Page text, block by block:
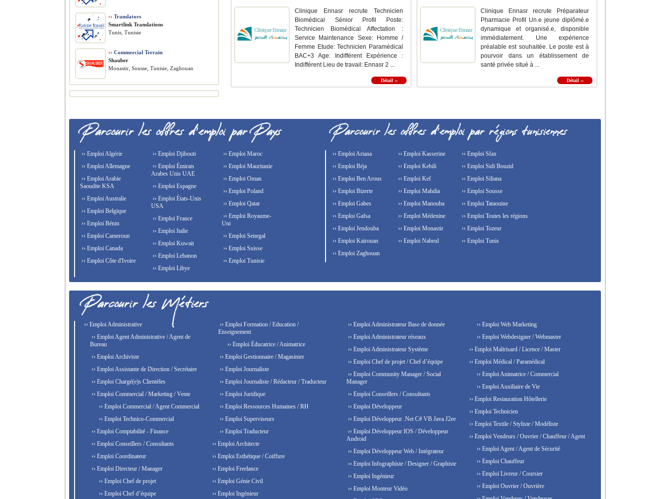
Clinique Ennasr recrute Technicien
Biomédical Sénior Profil Poste:
Technicien Biomédical Affectation :
Service Maintenance Sexe: Homme /
Femme Etude: Technicien Paramédical
BAC+3 Age: Indifférent Expérience :
Indifférent Lieu de travail: Ennasr 2 ...
Détail ››
Clinique Ennasr recrute Préparateur
Pharmacie Profil Un.e jeune diplômé.e
dynamique et organisé.e, disponible
immédiatement. Une expérience
préalable est souhaitée. Le poste est à
pourvoir dans un établissement de
santé privée situé à ...
Détail ››
›› Translators
Smartlink Translations
Tunis, Tunisie
›› Commercial Terrain
Shauber
Monastir, Sousse, Tunisie, Zaghouan
›› Emploi Algérie
›› Emploi Allemagne
›› Emploi Arabie
Saoudite KSA
›› Emploi Australie
›› Emploi Belgique
›› Emploi Bénin
›› Emploi Cameroun
›› Emploi Canada
›› Emploi Côte d'Ivoire
›› Emploi Djibouti
›› Emploi Émirats
Arabes Unis UAE
›› Emploi Espagne
›› Emploi États-Unis
USA
›› Emploi France
›› Emploi Italie
›› Emploi Kuwait
›› Emploi Lebanon
›› Emploi Libye
›› Emploi Maroc
›› Emploi Mauritanie
›› Emploi Oman
›› Emploi Poland
›› Emploi Qatar
›› Emploi Royaume-
Uni
›› Emploi Senegal
›› Emploi Suisse
›› Emploi Tunisie
›› Emploi Ariana
›› Emploi Béja
›› Emploi Ben Arous
›› Emploi Bizerte
›› Emploi Gabes
›› Emploi Gafsa
›› Emploi Jendouba
›› Emploi Kairouan
›› Emploi Kasserine
›› Emploi Kebili
›› Emploi Kef
›› Emploi Mahdia
›› Emploi Manouba
›› Emploi Médenine
›› Emploi Monastir
›› Emploi Nabeul
›› Emploi Sfax
›› Emploi Sidi Bouzid
›› Emploi Siliana
›› Emploi Sousse
›› Emploi Tataouine
›› Emploi Toutes les régions
›› Emploi Tozeur
›› Emploi Tunis
›› Emploi Zaghouan
›› Emploi Administrative
›› Emploi Agent Administrative / Agent de
Bureau
›› Emploi Archiviste
›› Emploi Assistante de Direction / Secrétaire
›› Emploi Chargé(e)s Clientèles
›› Emploi Commercial / Marketing / Vente
›› Emploi Commercial / Agent Commercial
›› Emploi Technico-Commercial
›› Emploi Comptabilité - Finance
›› Emploi Conseillers / Consultants
›› Emploi Coordinateur
›› Emploi Directeur / Manager
›› Emploi Chef de projet
›› Emploi Chef d’équipe
›› Emploi Formation / Education /
Enseignement
›› Emploi Éducatrice / Animatrice
›› Emploi Gestionnaire / Magasinier
›› Emploi Journaliste
›› Emploi Journaliste / Rédacteur / Traducteur
›› Emploi Juridique
›› Emploi Ressources Humaines / RH
›› Emploi Superviseurs
›› Emploi Traducteur
›› Emploi Architecte
›› Emploi Esthétique / Coiffure
›› Emploi Freelance
›› Emploi Génie Civil
›› Emploi Ingénieur
›› Emploi Administrateur Base de donnée
›› Emploi Administrateur réseaux
›› Emploi Administrateur Système
›› Emploi Chef de projet / Chef d’équipe
›› Emploi Community Manager / Social
Manager
›› Emploi Conseillers / Consultants
›› Emploi Développeur
›› Emploi Développeur .Net C# VB Java J2ee
›› Emploi Développeur IOS / Développeur
Android
›› Emploi Développeur Web / Intégrateur
›› Emploi Infographiste / Designer / Graphiste
›› Emploi Ingénieur
›› Emploi Monteur Vidéo
›› Emploi Web Marketing
›› Emploi Webdesigner / Webmaster
›› Emploi Maîtrisard / Licence / Master
›› Emploi Médical / Paramédical
›› Emploi Animatrice / Commercial
›› Emploi Auxiliaire de Vie
›› Emploi Restauration Hôtellerie
›› Emploi Technicien
›› Emploi Textile / Styliste / Modéliste
›› Emploi Vendeurs / Ouvrier / Chauffeur / Agent
›› Emploi Agent / Agent de Sécurité
›› Emploi Chauffeur
›› Emploi Livreur / Coursier
›› Emploi Ouvrier / Ouvrière